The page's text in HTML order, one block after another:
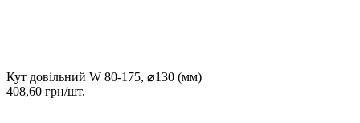
Кут довільний W 80-175, ⌀130 (мм)
408,60 грн/шт.